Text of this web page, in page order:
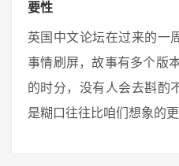
要性
英国中文论坛在过来的一
事情刷屏，故事有多个版
的时分，没有人会去斟酌
是糊口往往比咱们想象的